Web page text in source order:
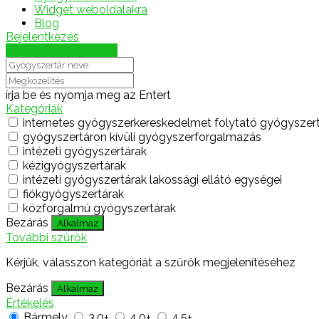
Widget weboldalakra
Blog
Bejelentkezés
írja be és nyomja meg az Entert
Kategóriák
internetes gyógyszerkereskedelmet folytató
gyógyszertáron kívüli gyógyszerforgalmazás
intézeti gyógyszertárak
kézigyógyszertárak
intézeti gyógyszertárak lakossági ellátó egységei
fiókgyógyszertárak
közforgalmú gyógyszertárak
Bezárás
Alkalmaz
További szűrők
Kérjük, válasszon kategóriát a szűrők megjelenítéséhez
Bezárás
Alkalmaz
Értékelés